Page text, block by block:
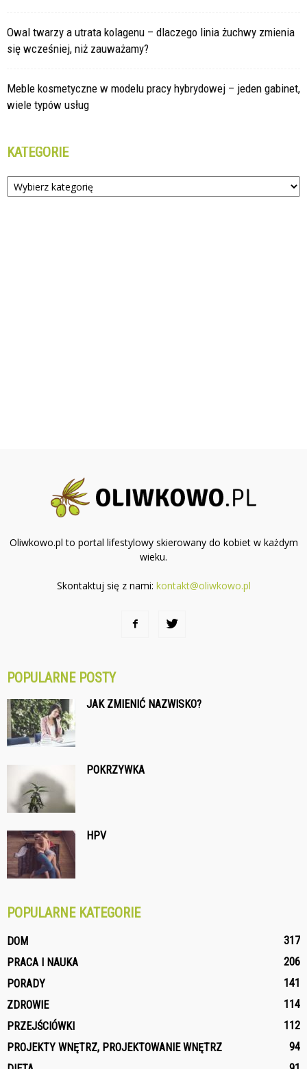
Owal twarzy a utrata kolagenu – dlaczego linia żuchwy zmienia
się wcześniej, niż zauważamy?
Meble kosmetyczne w modelu pracy hybrydowej – jeden gabinet,
wiele typów usług
KATEGORIE
Kategorie
Oliwkowo.pl to portal lifestylowy skierowany do kobiet w każdym
wieku.
Skontaktuj się z nami: kontakt@oliwkowo.pl
POPULARNE POSTY
JAK ZMIENIĆ NAZWISKO?
POKRZYWKA
HPV
POPULARNE KATEGORIE
DOM
317
PRACA I NAUKA
206
PORADY
141
ZDROWIE
114
PRZEJŚCIÓWKI
112
PROJEKTY WNĘTRZ, PROJEKTOWANIE WNĘTRZ
94